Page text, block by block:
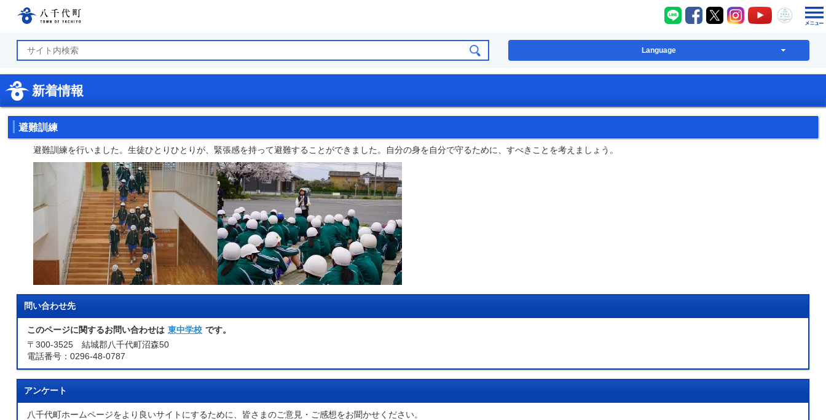
八千代町LINE
八千代町Facebook
八千代町X八千代町Instagram
八千代町八千代
Language
新着情報
避難訓練
避難訓練を行いました。生徒ひとりひとりが、緊張感を持って避難することができました。自分の身を自分で守るために、すべきことを考えましょう。
問い合わせ先
このページに関するお問い合わせは 東中学校 です。
〒300-3525 結城郡八千代町沼森50
電話番号：0296-48-0787
アンケート
八千代町ホームページをより良いサイトにするために、皆さまのご意見・ご感想をお聞かせください。